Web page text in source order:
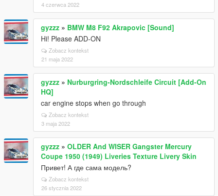
4 czerwca 2022
gyzzz » BMW M8 F92 Akrapovic [Sound]
Hi! Please ADD-ON
Zobacz kontekst
21 maja 2022
gyzzz » Nurburgring-Nordschleife Circuit [Add-On
HQ]
car engine stops when go through
Zobacz kontekst
3 maja 2022
gyzzz » OLDER And WISER Gangster Mercury
Coupe 1950 (1949) Liveries Texture Livery Skin
Привет! А где сама модель?
Zobacz kontekst
26 stycznia 2022